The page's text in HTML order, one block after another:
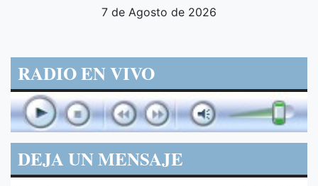
7 de Agosto de 2026
RADIO EN VIVO
DEJA UN MENSAJE